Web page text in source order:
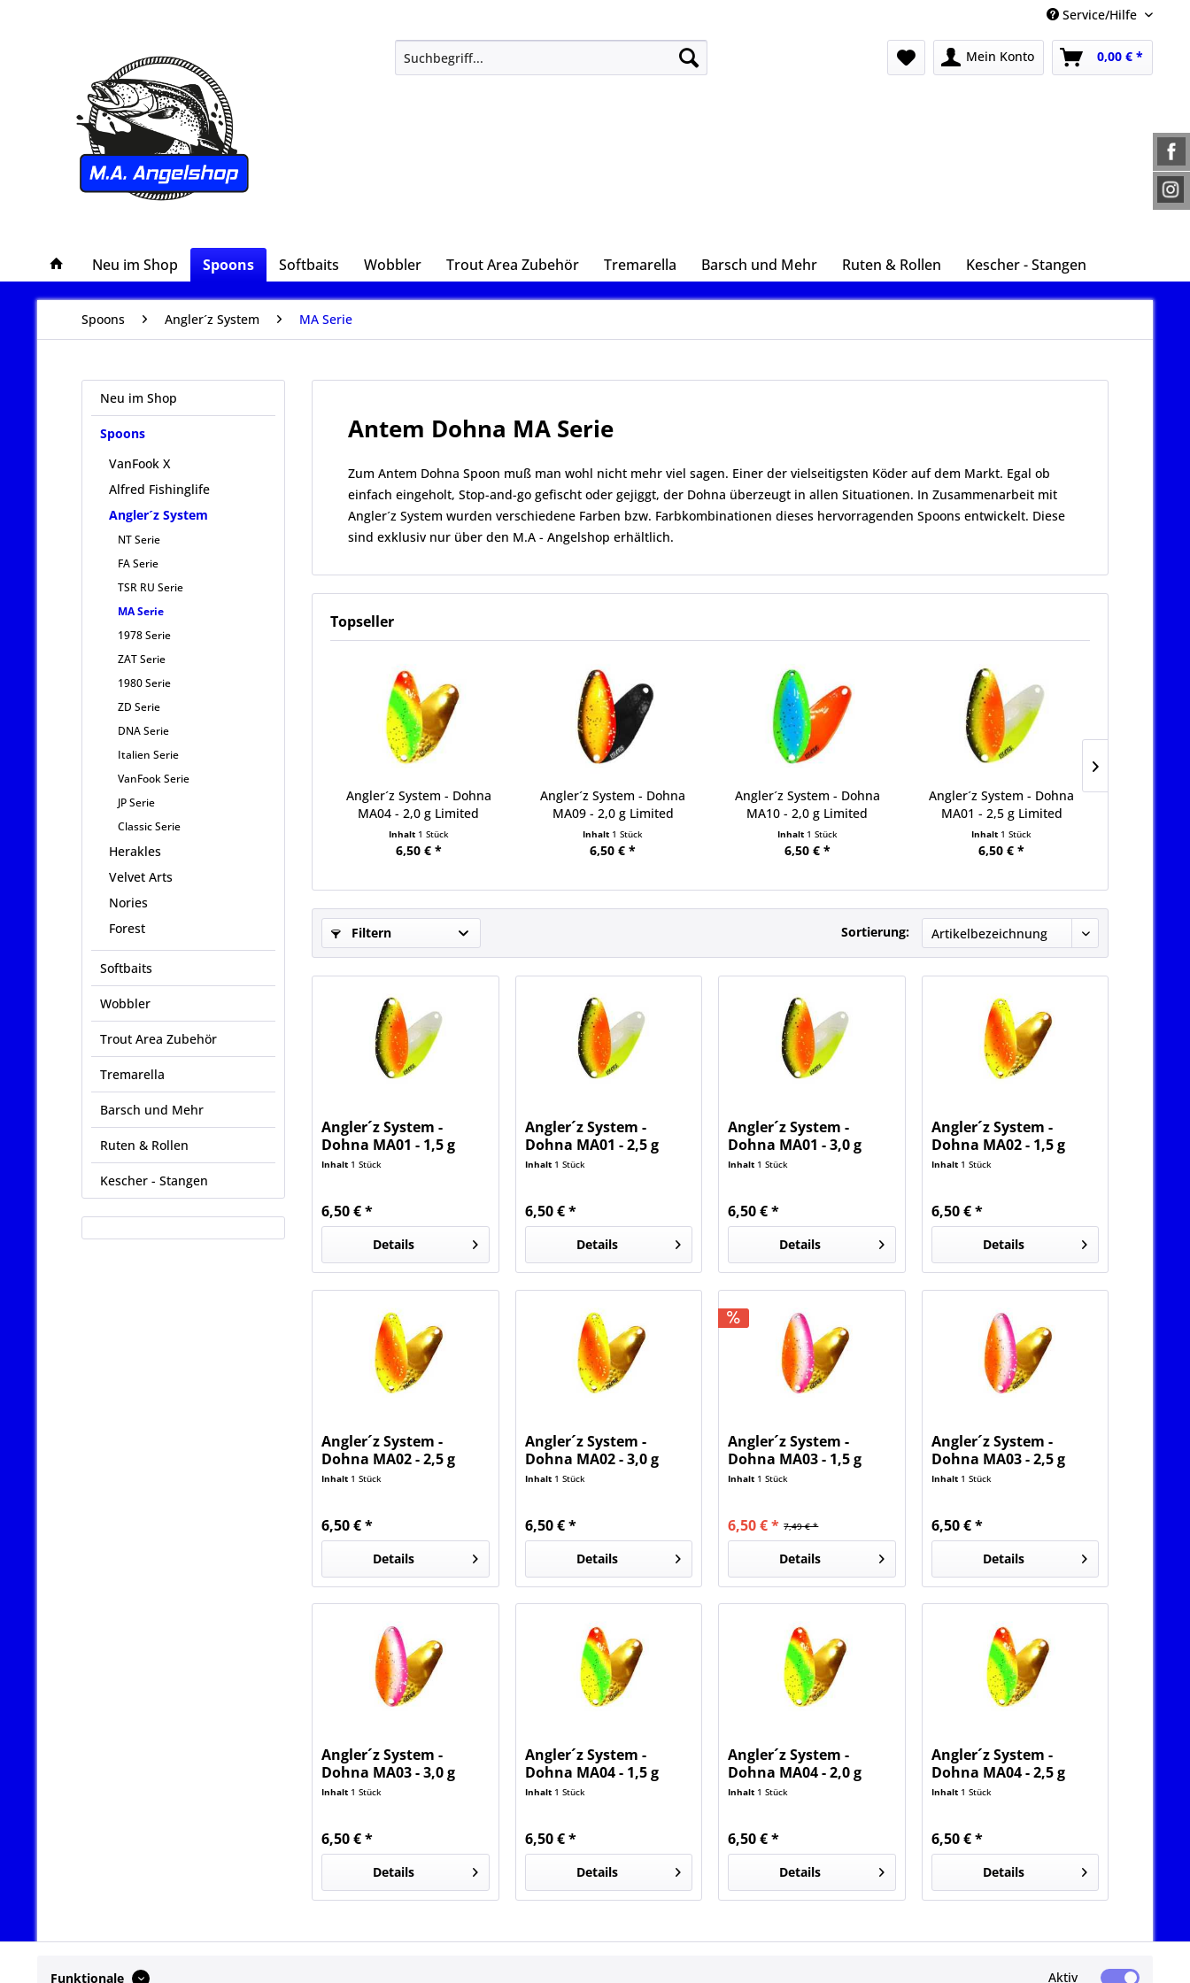
Service/Hilfe
Mein Konto 0,00 € *
Neu im Shop Spoons Softbaits Wobbler Trout Area Zubehör Tremarella Barsch und Mehr Ruten & Rollen Kescher - Stangen
Spoons Angler´z System MA Serie
Neu im Shop
Spoons
VanFook X
Alfred Fishinglife
Angler´z System
NT Serie
FA Serie
TSR RU Serie
MA Serie
1978 Serie
ZAT Serie
1980 Serie
ZD Serie
DNA Serie
Italien Serie
VanFook Serie
JP Serie
Classic Serie
Herakles
Velvet Arts
Nories
Forest
Softbaits
Wobbler
Trout Area Zubehör
Tremarella
Barsch und Mehr
Ruten & Rollen
Kescher - Stangen
Antem Dohna MA Serie
Zum Antem Dohna Spoon muß man wohl nicht mehr viel sagen. Einer der vielseitigsten Köder auf dem Markt. Egal ob
einfach eingeholt, Stop-and-go gefischt oder gejiggt, der Dohna überzeugt in allen Situationen. In Zusammenarbeit mit
Angler´z System wurden verschiedene Farben bzw. Farbkombinationen dieses hervorragenden Spoons entwickelt. Diese
sind exklusiv nur über den M.A - Angelshop erhältlich.
Topseller
Angler´z System - Dohna
MA04 - 2,0 g Limited
Inhalt 1 Stück
6,50 € *
Angler´z System - Dohna
MA09 - 2,0 g Limited
Inhalt 1 Stück
6,50 € *
Angler´z System - Dohna
MA10 - 2,0 g Limited
Inhalt 1 Stück
6,50 € *
Angler´z System - Dohna
MA01 - 2,5 g Limited
Inhalt 1 Stück
6,50 € *
Filtern Sortierung:
Angler´z System -
Dohna MA01 - 1,5 g
Limited
Inhalt 1 Stück
6,50 € *
Details
Angler´z System -
Dohna MA01 - 2,5 g
Limited
Inhalt 1 Stück
6,50 € *
Details
Angler´z System -
Dohna MA01 - 3,0 g
Limited
Inhalt 1 Stück
6,50 € *
Details
Angler´z System -
Dohna MA02 - 1,5 g
Limited
Inhalt 1 Stück
6,50 € *
Details
Angler´z System -
Dohna MA02 - 2,5 g
Limited
Inhalt 1 Stück
6,50 € *
Details
Angler´z System -
Dohna MA02 - 3,0 g
Limited
Inhalt 1 Stück
6,50 € *
Details
Angler´z System -
Dohna MA03 - 1,5 g
Limited
Inhalt 1 Stück
7,49 € *
6,50 € *
Details
Angler´z System -
Dohna MA03 - 2,5 g
Limited
Inhalt 1 Stück
6,50 € *
Details
Angler´z System -
Dohna MA03 - 3,0 g
Limited
Inhalt 1 Stück
6,50 € *
Details
Angler´z System -
Dohna MA04 - 1,5 g
Limited
Inhalt 1 Stück
6,50 € *
Details
Angler´z System -
Dohna MA04 - 2,0 g
Limited
Inhalt 1 Stück
6,50 € *
Details
Angler´z System -
Dohna MA04 - 2,5 g
Limited
Inhalt 1 Stück
6,50 € *
Details
Funktionale Aktiv